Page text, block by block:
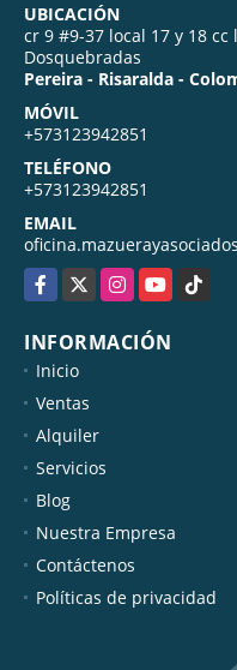
UBICACIÓN
cr 9 #9-37 local 17 y 18
Dosquebradas
Pereira - Risaralda -
MÓVIL
+573123942851
TELÉFONO
+573123942851
EMAIL
Facebook
X InstagramYouTubeTikTok
INFORMACIÓN
Inicio
Ventas
Alquiler
Servicios
Blog
Nuestra Empresa
Contáctenos
Políticas de privacidad